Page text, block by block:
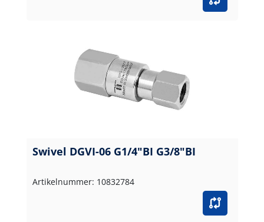
Swivel DGVI-06 G1/4"BI G3/8"BI
Artikelnummer: 10832784